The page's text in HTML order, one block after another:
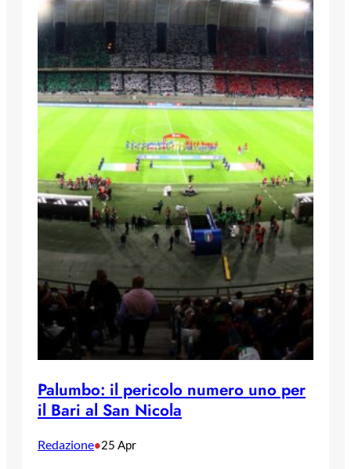
Palumbo: il pericolo numero uno per
il Bari al San Nicola
Redazione•25 Apr